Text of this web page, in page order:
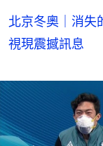
北京冬奧｜消
視現震撼訊息